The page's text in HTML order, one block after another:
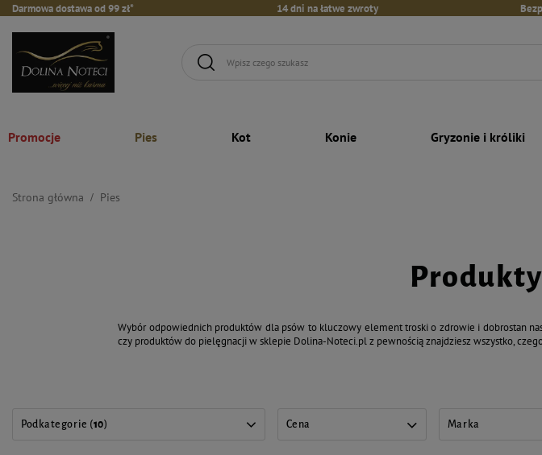
Darmowa dostawa od 99 zł* 14 dni na łatwe zwroty
Promocje Pies Kot Konie Gryzonie i króliki
Strona główna Pies
Wybór odpowiednich produktów dla psów to kluczowy element troski o zdrowie i dobrostan
czy produktów do pielęgnacji w sklepie Dolina-Noteci.pl z pewnością znajdziesz wszystko,
Podkategorie (10) Cena Marka